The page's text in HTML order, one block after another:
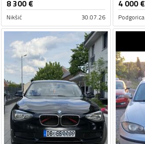
8 300€
Nikšić 30.07.26
4 000€
Podgorica